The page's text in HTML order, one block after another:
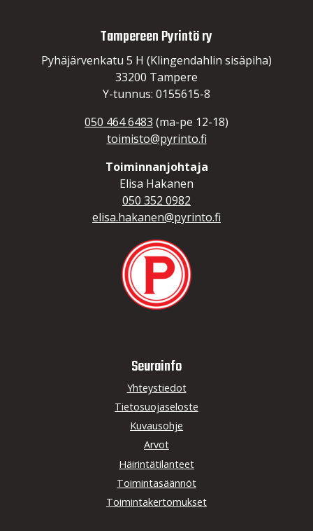
Tampereen Pyrintö ry
Pyhäjärvenkatu 5 H (Klingendahlin sisäpiha)
33200 Tampere
Y-tunnus: 0155615-8
050 464 6483 (ma-pe 12-18)
toimisto@pyrinto.fi
Toiminnanjohtaja
Elisa Hakanen
050 352 0982
elisa.hakanen@pyrinto.fi
Seurainfo
Yhteystiedot
Tietosuojaseloste
Kuvausohje
Arvot
Häirintätilanteet
Toimintasäännöt
Toimintakertomukset